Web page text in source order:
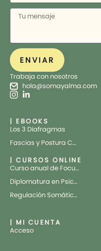
| EBOOKS
Los 3 Diafragmas
Fascias y Postura Corporal
| CURSOS ONLINE
Curso anual de Focusing Cuántico aplicado al Trauma
Diplomatura en Psicotrauma
Regulación Somática desde la Teoría Polivagal
| MI CUENTA
Acceso
ENVIAR
Trabaja con nosotros
hola@somayalma.com